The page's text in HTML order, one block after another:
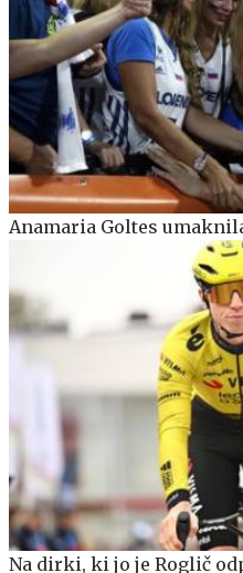
Anamaria Goltes
Na dirki, ki jo je Roglič